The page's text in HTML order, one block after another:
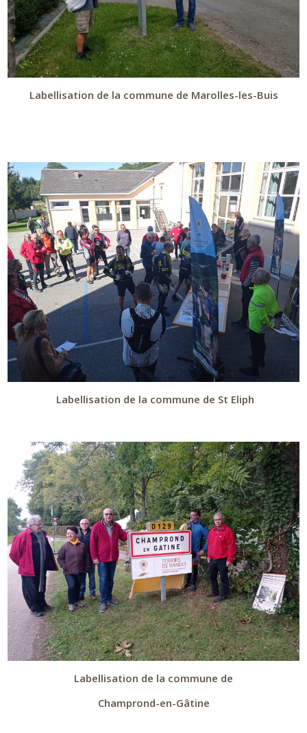
Labellisation de la commune de Marolles-les-Buis
Labellisation de la commune de St Eliph
Labellisation de la commune de
Champrond-en-Gâtine